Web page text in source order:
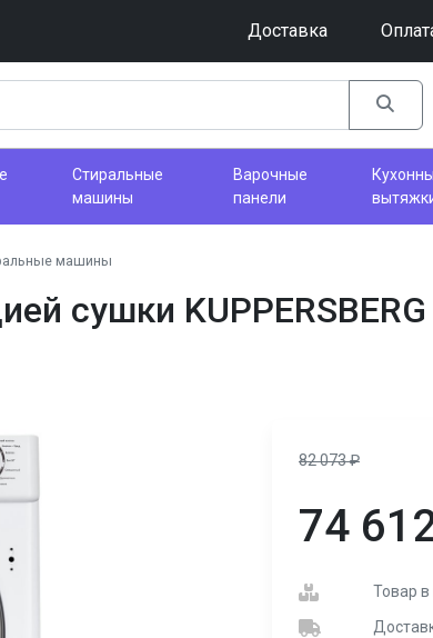
Доставка
Стиральные
машины
Варочные
панели
машины
сушки
82 073₽
74
Товар